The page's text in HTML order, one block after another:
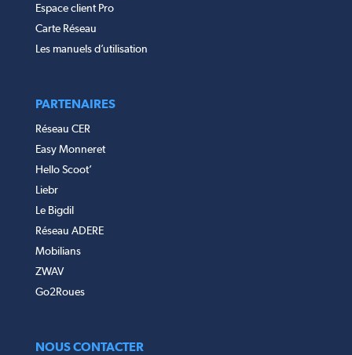
Espace client Pro
Carte Réseau
Les manuels d’utilisation
PARTENAIRES
Réseau CER
Easy Monneret
Hello Scoot’
Liebr
Le Bigdil
Réseau ADERE
Mobilians
ZWAV
Go2Roues
NOUS CONTACTER